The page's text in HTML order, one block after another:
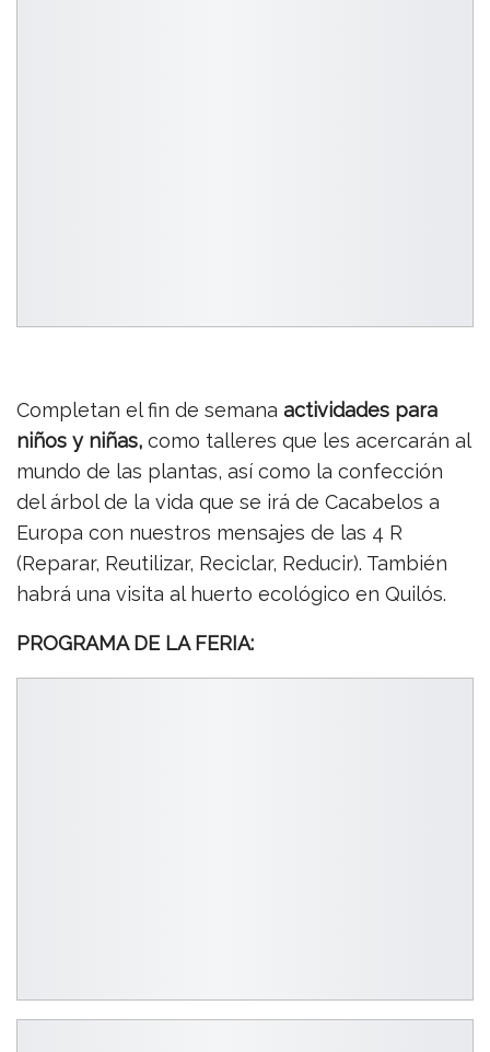
Completan el fin de semana actividades para
niños y niñas, como talleres que les acercarán al
mundo de las plantas, así como la confección
del árbol de la vida que se irá de Cacabelos a
Europa con nuestros mensajes de las 4 R
(Reparar, Reutilizar, Reciclar, Reducir). También
habrá una visita al huerto ecológico en Quilós.
PROGRAMA DE LA FERIA: